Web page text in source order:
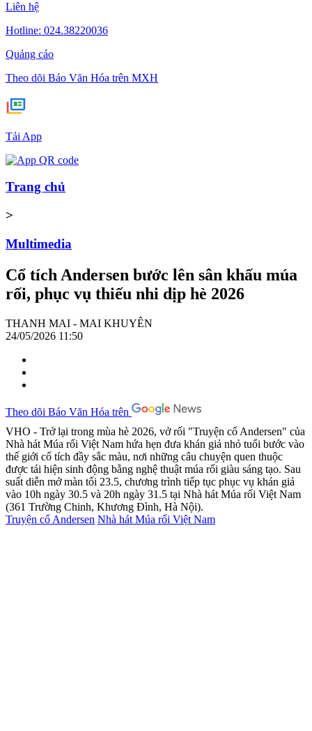
Liên hệ
Hotline: 024.38220036
Quảng cáo
Theo dõi Báo Văn Hóa trên MXH
Tải App
Trang chủ
>
Multimedia
Cổ tích Andersen bước lên sân khấu múa
rối, phục vụ thiếu nhi dịp hè 2026
THANH MAI - MAI KHUYÊN
24/05/2026 11:50
Theo dõi Báo Văn Hóa trên
VHO - Trở lại trong mùa hè 2026, vở rối "Truyện cổ Andersen" của
Nhà hát Múa rối Việt Nam hứa hẹn đưa khán giả nhỏ tuổi bước vào
thế giới cổ tích đầy sắc màu, nơi những câu chuyện quen thuộc
được tái hiện sinh động bằng nghệ thuật múa rối giàu sáng tạo. Sau
suất diễn mở màn tối 23.5, chương trình tiếp tục phục vụ khán giả
vào 10h ngày 30.5 và 20h ngày 31.5 tại Nhà hát Múa rối Việt Nam
(361 Trường Chinh, Khương Đình, Hà Nội).
Truyện cổ Andersen Nhà hát Múa rối Việt Nam